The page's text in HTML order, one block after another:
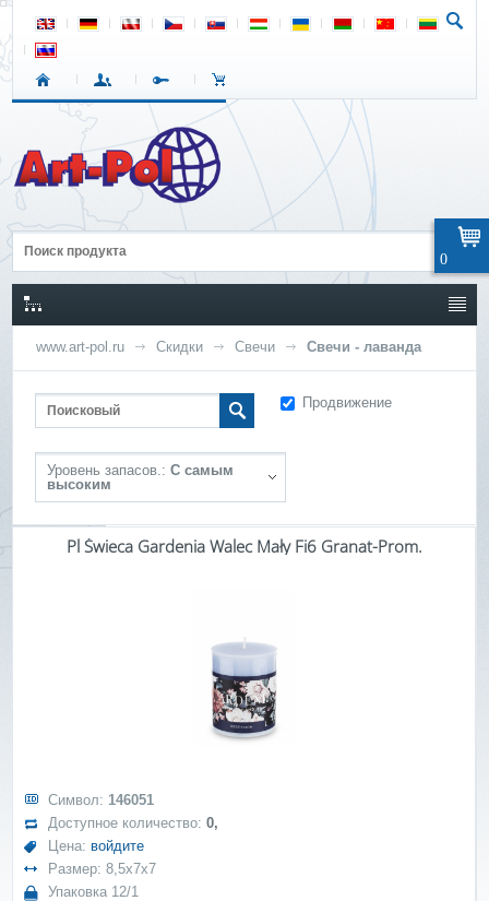
www.art-pol.ru Скидки Свечи Свечи - лаванда
Продвижение
Уровень запасов.: С самым
высоким
Pl Świeca Gardenia Walec Mały Fi6 Granat-Prom.
Символ: 146051
Доступное количество:0,
Цена: войдите
Размер: 8,5x7x7
Упаковка 12/1
0